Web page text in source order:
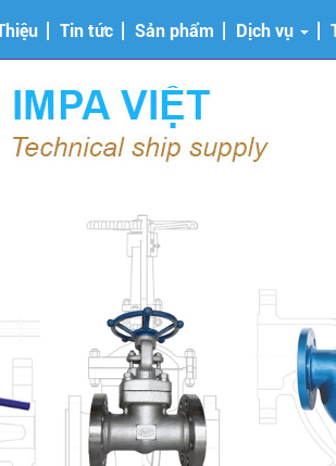
Tin tức Sản phẩm Dịch vụ